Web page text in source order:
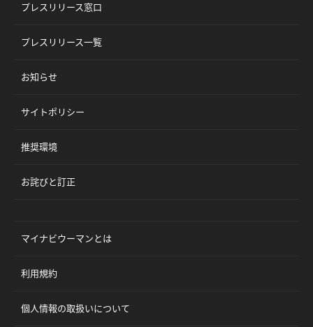
プレスリリース窓口
プレスリリース一覧
お知らせ
サイトポリシー
推奨環境
お詫びと訂正
マイナビウーマンとは
利用規約
個人情報の取扱いについて